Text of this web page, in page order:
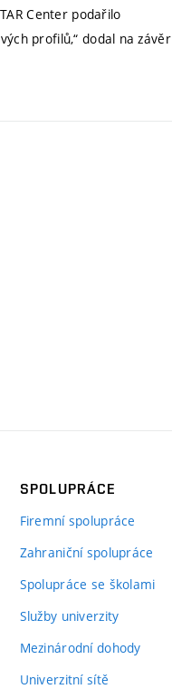
Center podařilo
profilů,“ dodal na závěr
SPOLUPRÁCE
Firemní spolupráce
Zahraniční spolupráce
Spolupráce se školami
Služby univerzity
Mezinárodní dohody
Univerzitní sítě